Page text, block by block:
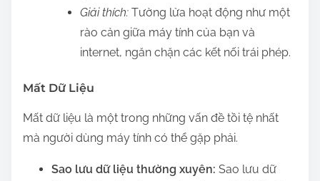
Giải thích: Tường lửa hoạt động như một
rào cản giữa máy tính của bạn và
internet, ngăn chặn các kết nối trái phép.
Mất Dữ Liệu
Mất dữ liệu là một trong những vấn đề tồi tệ nhất
mà người dùng máy tính có thể gặp phải.
Sao lưu dữ liệu thường xuyên: Sao lưu dữ